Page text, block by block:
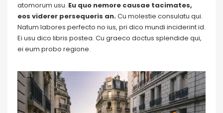
atomorum usu. Eu quo nemore causae tacimates,
eos viderer persequeris an.Cu molestie consulatu qui.
Natum labores perfecto no ius, pri dico mundi inciderint id.
Ei usu dico libris postea. Cu graeco doctus splendide qui,
ei eum probo regione.